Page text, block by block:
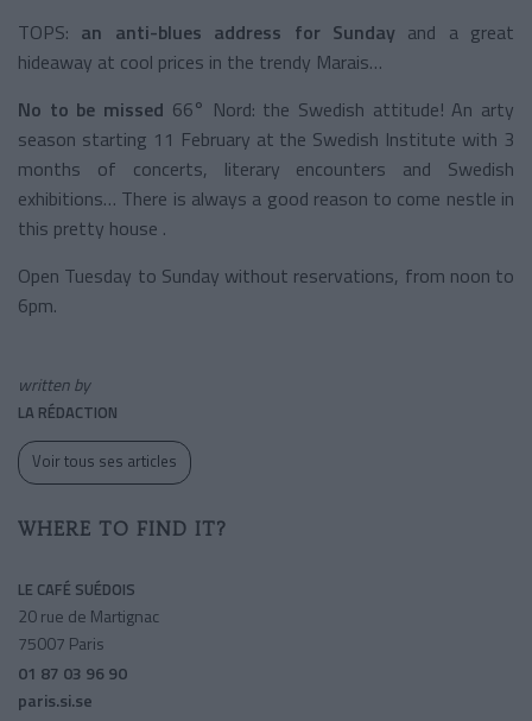
TOPS: an anti-blues address for Sunday and a great
hideaway at cool prices in the trendy Marais…
No to be missed 66° Nord: the Swedish attitude! An arty
season starting 11 February at the Swedish Institute with 3
months of concerts, literary encounters and Swedish
exhibitions… There is always a good reason to come nestle in
this pretty house .
Open Tuesday to Sunday without reservations, from noon to
6pm.
written by
LA RÉDACTION
Voir tous ses articles
WHERE TO FIND IT?
LE CAFÉ SUÉDOIS
20 rue de Martignac
75007 Paris
01 87 03 96 90
paris.si.se